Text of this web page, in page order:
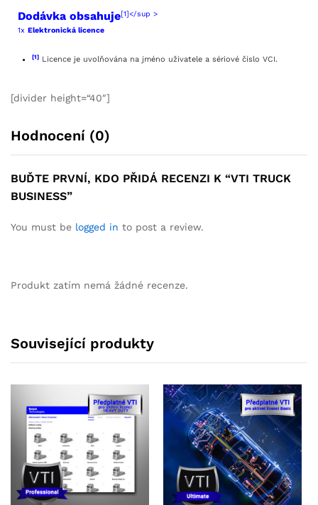
Dodávka obsahuje[1]</sup >
1x Elektronická licence
[1] Licence je uvolňována na jméno uživatele a sériové číslo VCI.
[divider height=“40″]
Hodnocení (0)
BUĎTE PRVNÍ, KDO PŘIDÁ RECENZI K “VTI TRUCK
BUSINESS”
You must be logged in to post a review.
Produkt zatím nemá žádné recenze.
Související produkty